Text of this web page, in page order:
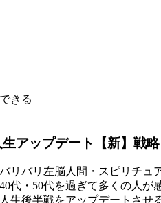
きる
アップデート【新】戦略
リバリ左脳人間・スピリチ
代・50代を過ぎて多くの人
生後半戦をアップデートさせ